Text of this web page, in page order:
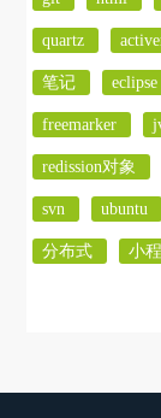
quartz
笔记 eclipse
freemarker
redission对象
svn ubuntu
分布式 小